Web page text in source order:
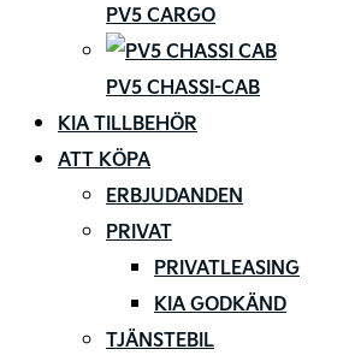
PV5 CARGO
PV5 CHASSI-CAB
KIA TILLBEHÖR
ATT KÖPA
ERBJUDANDEN
PRIVAT
PRIVATLEASING
KIA GODKÄND
TJÄNSTEBIL